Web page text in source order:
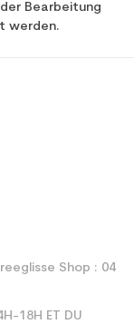
Bearbeitung
werden.
Shop : 04
18H ET DU